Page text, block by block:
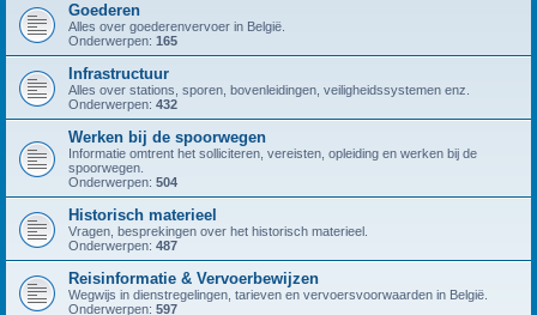
Goederen
Alles over goederenvervoer in België.
Onderwerpen: 165
Infrastructuur
Alles over stations, sporen, bovenleidingen, veiligheidssystemen enz.
Onderwerpen: 432
Werken bij de spoorwegen
Informatie omtrent het solliciteren, vereisten, opleiding en werken bij de
spoorwegen.
Onderwerpen: 504
Historisch materieel
Vragen, besprekingen over het historisch materieel.
Onderwerpen: 487
Reisinformatie & Vervoerbewijzen
Wegwijs in dienstregelingen, tarieven en vervoersvoorwaarden in België.
Onderwerpen: 597